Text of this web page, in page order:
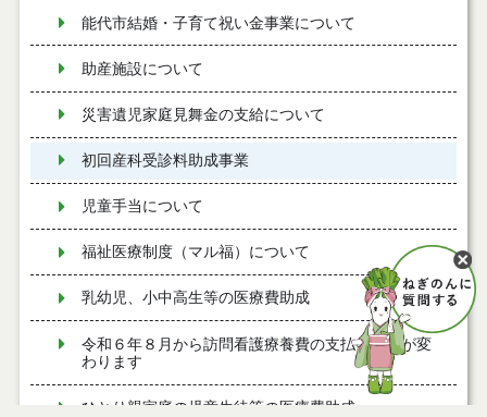
能代市結婚・子育て祝い金事業について
助産施設について
災害遺児家庭見舞金の支給について
初回産科受診料助成事業
児童手当について
福祉医療制度（マル福）について
乳幼児、小中高生等の医療費助成
令和６年８月から訪問看護療養費の支払い方法が変
わります
ひとり親家庭の児童生徒等の医療費助成